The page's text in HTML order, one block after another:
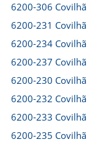
6200-306 Covilhã
6200-231 Covilhã
6200-234 Covilhã
6200-237 Covilhã
6200-230 Covilhã
6200-232 Covilhã
6200-233 Covilhã
6200-235 Covilhã